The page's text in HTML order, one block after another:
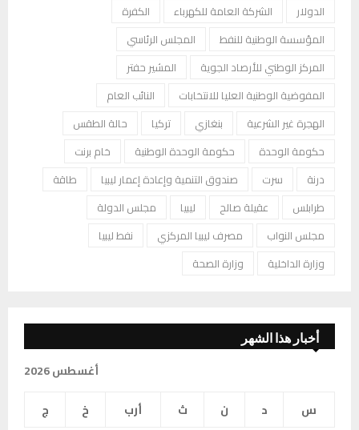
الدولار
الشركة العامة للكهرباء
الكفرة
المؤسسة الوطنية للنفط
المجلس الرئاسي
المركز الوطني للأرصاد الجوية
المشير حفتر
المفوضية الوطنية العليا للانتخابات
النائب العام
الهجرة غير الشرعية
بنغازي تركيا
حالة الطقس
حكومة الوحدة
حكومة الوحدة الوطنية
خام برنت
درنة
سرت صندوق التنمية وإعادة إعمار ليبيا
طاقة
طرابلس
عقيلة صالح ليبيا
مجلس الدولة
مجلس النواب
مصرف ليبيا المركزي
نفط ليبيا
وزارة الداخلية
وزارة الصحة
أخبار هذا الشهر
أغسطس 2026
س
د ن ث أرب خ
ج